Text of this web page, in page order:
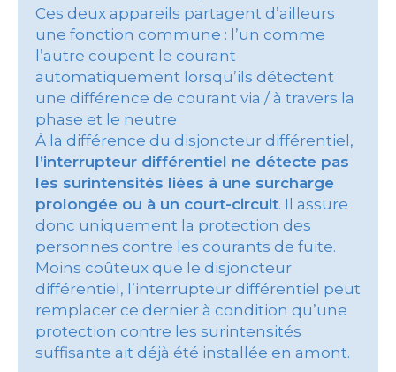
Ces deux appareils partagent d’ailleurs
une fonction commune : l’un comme
l’autre coupent le courant
automatiquement lorsqu’ils détectent
une différence de courant via / à travers la
phase et le neutre
À la différence du disjoncteur différentiel,
l’interrupteur différentiel ne détecte pas
les surintensités liées à une surcharge
prolongée ou à un court-circuit. Il assure
donc uniquement la protection des
personnes contre les courants de fuite.
Moins coûteux que le disjoncteur
différentiel, l’interrupteur différentiel peut
remplacer ce dernier à condition qu’une
protection contre les surintensités
suffisante ait déjà été installée en amont.